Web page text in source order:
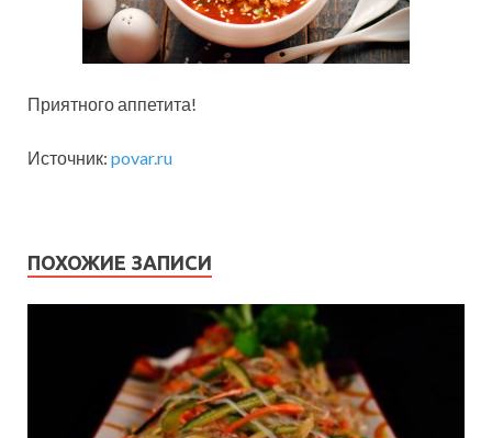
Приятного аппетита!
Источник: povar.ru
ПОХОЖИЕ ЗАПИСИ